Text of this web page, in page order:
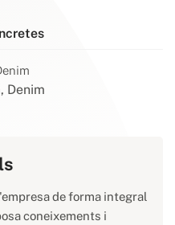
Denim
de forma integral
coneixements i